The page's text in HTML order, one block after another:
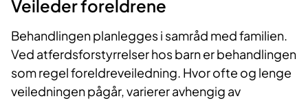
Veileder foreldrene
Behandlingen planlegges i samråd med familien.
Ved atferdsforstyrrelser hos barn er behandlingen
som regel foreldreveiledning. Hvor ofte og lenge
veiledningen pågår, varierer avhengig av